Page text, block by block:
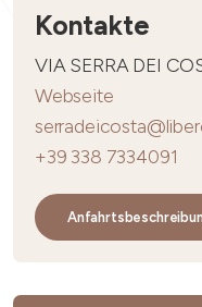
Kontakte
VIA SERRA DEI
Webseite
+39 338 7334091